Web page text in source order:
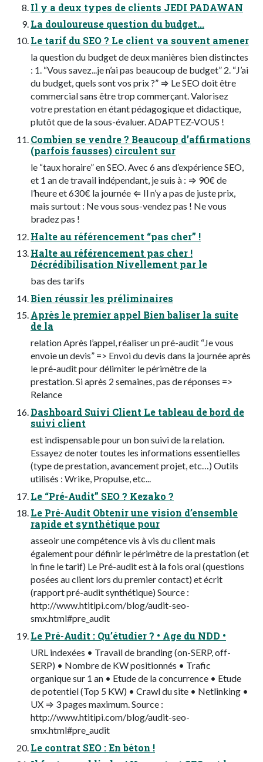
Il y a deux types de clients JEDI PADAWAN
La douloureuse question du budget...
Le tarif du SEO ? Le client va souvent amener
la question du budget de deux manières bien distinctes
: 1. “Vous savez...je n’ai pas beaucoup de budget” 2. “J’ai
du budget, quels sont vos prix ?” ⇒ Le SEO doit être
commercial sans être trop commerçant. Valorisez
votre prestation en étant pédagogique et didactique,
plutôt que de la sous-évaluer. ADAPTEZ-VOUS !
Combien se vendre ? Beaucoup d’affirmations
(parfois fausses) circulent sur
le “taux horaire” en SEO. Avec 6 ans d’expérience SEO,
et 1 an de travail indépendant, je suis à : ⇒ 90€ de
l’heure et 630€ la journée ⇐ Il n’y a pas de juste prix,
mais surtout : Ne vous sous-vendez pas ! Ne vous
bradez pas !
Halte au référencement “pas cher” !
Halte au référencement pas cher !
Décrédibilisation Nivellement par le
bas des tarifs
Bien réussir les préliminaires
Après le premier appel Bien baliser la suite
de la
relation Après l’appel, réaliser un pré-audit “Je vous
envoie un devis” => Envoi du devis dans la journée après
le pré-audit pour délimiter le périmètre de la
prestation. Si après 2 semaines, pas de réponses =>
Relance
Dashboard Suivi Client Le tableau de bord de
suivi client
est indispensable pour un bon suivi de la relation.
Essayez de noter toutes les informations essentielles
(type de prestation, avancement projet, etc…) Outils
utilisés : Wrike, Propulse, etc...
Le “Pré-Audit” SEO ? Kezako ?
Le Pré-Audit Obtenir une vision d’ensemble
rapide et synthétique pour
asseoir une compétence vis à vis du client mais
également pour définir le périmètre de la prestation (et
in fine le tarif) Le Pré-audit est à la fois oral (questions
posées au client lors du premier contact) et écrit
(rapport pré-audit synthétique) Source :
http://www.htitipi.com/blog/audit-seo-
smx.html#pre_audit
Le Pré-Audit : Qu’étudier ? • Age du NDD •
URL indexées • Travail de branding (on-SERP, off-
SERP) • Nombre de KW positionnés • Trafic
organique sur 1 an • Etude de la concurrence • Etude
de potentiel (Top 5 KW) • Crawl du site • Netlinking •
UX ⇒ 3 pages maximum. Source :
http://www.htitipi.com/blog/audit-seo-
smx.html#pre_audit
Le contrat SEO : En béton !